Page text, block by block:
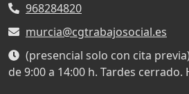
968284820
murcia@cgtrabajosocial.es
(presencial solo con cita
de 9:00 a 14:00 h. Tardes